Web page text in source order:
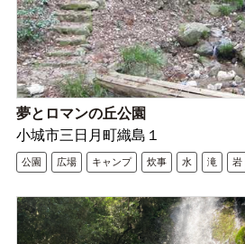
夢とロマンの丘公園
小城市三日月町織島１
公園 広場 キャンプ 炊事 水 滝 岩